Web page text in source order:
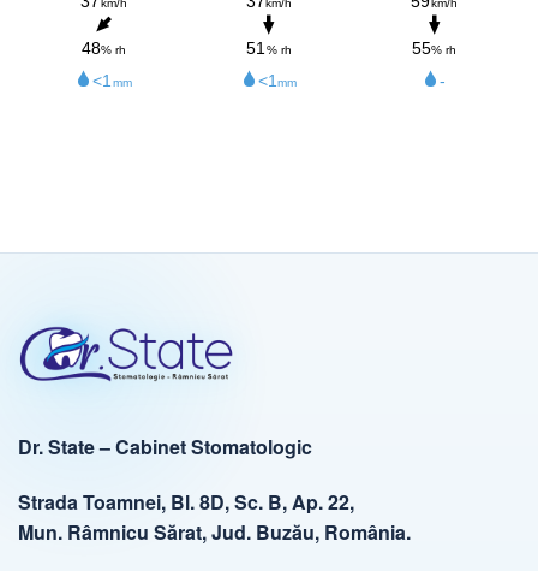
Dr. State – Cabinet Stomatologic
Strada Toamnei, Bl. 8D, Sc. B, Ap. 22,
Mun. Râmnicu Sărat, Jud. Buzău, România.